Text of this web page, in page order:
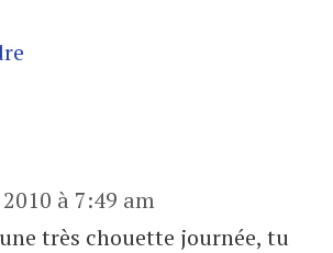
à 7:49 am
très chouette journée, tu